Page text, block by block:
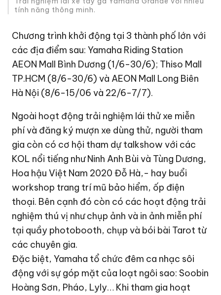
tính năng thông minh.
Chương trình khởi động tại 3 thành phố lớn với
các địa điểm sau: Yamaha Riding Station
AEON Mall Bình Dương (1/6-30/6); Thiso Mall
TP.HCM (8/6-30/6) và AEON Mall Long Biên
Hà Nội (8/6-15/06 và 22/6-7/7).
Ngoài hoạt động trải nghiệm lái thử xe miễn
phí và đăng ký mượn xe dùng thử, người tham
gia còn có cơ hội tham dự talkshow với các
KOL nổi tiếng như Ninh Anh Bùi và Tùng Dương,
Hoa hậu Việt Nam 2020 Đỗ Hà,- hay buổi
workshop trang trí mũ bảo hiểm, ốp điện
thoại. Bên cạnh đó còn có các hoạt động trải
nghiệm thú vị như chụp ảnh và in ảnh miễn phí
tại quầy photobooth, chụp và bói bài Tarot từ
các chuyên gia.
Đặc biệt, Yamaha tổ chức đêm ca nhạc sôi
động với sự góp mặt của loạt ngôi sao: Soobin
Hoàng Sơn, Pháo, Lyly… Khi tham gia hoạt